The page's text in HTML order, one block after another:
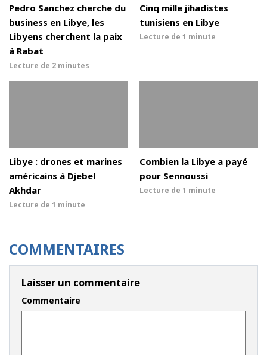
Pedro Sanchez cherche du
business en Libye, les
Libyens cherchent la paix
à Rabat
Lecture de 2 minutes
Cinq mille jihadistes
tunisiens en Libye
Lecture de 1 minute
Libye : drones et marines
américains à Djebel
Akhdar
Lecture de 1 minute
Combien la Libye a payé
pour Sennoussi
Lecture de 1 minute
COMMENTAIRES
Laisser un commentaire
Commentaire